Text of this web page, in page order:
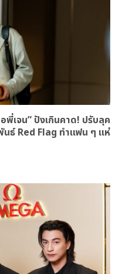
พี่เจน” ปังเกินคาด! ปรับลุค
นธ์ Red Flag ทำแฟน ๆ แห่